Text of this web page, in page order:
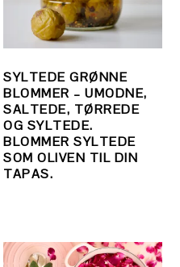
SYLTEDE GRØNNE
BLOMMER – UMODNE,
SALTEDE, TØRREDE
OG SYLTEDE.
BLOMMER SYLTEDE
SOM OLIVEN TIL DIN
TAPAS.